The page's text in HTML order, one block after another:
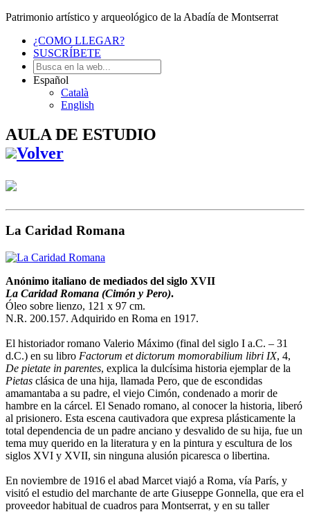
Patrimonio artístico y arqueológico de la Abadía de Montserrat
¿COMO LLEGAR?
SUSCRÍBETE
Español
Català
English
AULA DE ESTUDIO
Volver
La Caridad Romana
Anónimo italiano de mediados del siglo XVII
La Caridad Romana (Cimón y Pero).
Óleo sobre lienzo, 121 x 97 cm.
N.R. 200.157. Adquirido en Roma en 1917.
El historiador romano Valerio Máximo (final del siglo I a.C. – 31
d.C.) en su libro Factorum et dictorum momorabilium libri IX, 4,
De pietate in parentes, explica la dulcísima historia ejemplar de la
Pietas clásica de una hija, llamada Pero, que de escondidas
amamantaba a su padre, el viejo Cimón, condenado a morir de
hambre en la cárcel. El Senado romano, al conocer la historia, liberó
al prisionero. Esta escena cautivadora que expresa plásticamente la
total dependencia de un padre anciano y desvalido de su hija, fue un
tema muy querido en la literatura y en la pintura y escultura de los
siglos XVI y XVII, sin ninguna alusión picaresca o libertina.
En noviembre de 1916 el abad Marcet viajó a Roma, vía París, y
visitó el estudio del marchante de arte Giuseppe Gonnella, que era el
proveedor habitual de cuadros para Montserrat, y en su taller